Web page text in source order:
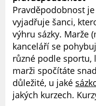
Pravděpodobnost
vyjadřuje šanci,
výhru sázky. Marže
kanceláří se
různé podle sportu,
marži spočítáte
důležité, u jaké
jakých kurzech.